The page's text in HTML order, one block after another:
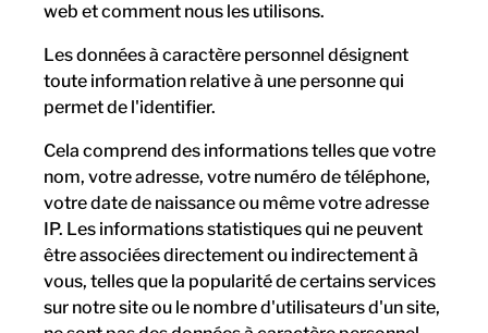
web et comment nous les utilisons.
Les données à caractère personnel désignent
toute information relative à une personne qui
permet de l'identifier.
Cela comprend des informations telles que votre
nom, votre adresse, votre numéro de téléphone,
votre date de naissance ou même votre adresse
IP. Les informations statistiques qui ne peuvent
être associées directement ou indirectement à
vous, telles que la popularité de certains services
sur notre site ou le nombre d'utilisateurs d'un site,